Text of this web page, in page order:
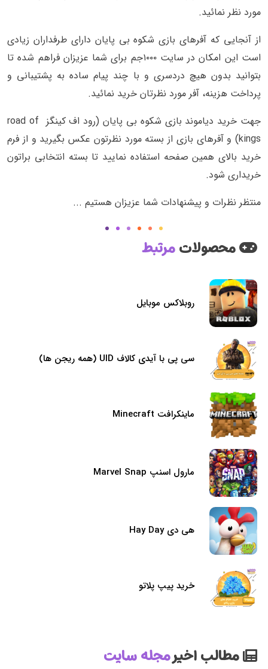
مورد نظر نمائید.
از آنجایی که آفرهای بازی شکوه بی پایان دارای طرفداران زیادی
است این امکان در سایت ۱۰۰۰جم برای شما عزیزان فراهم شده تا
بتوانید بدون هیچ دردسری و با چند پیام ساده به پشتیبانی و
پرداخت هزینه، آفر مورد نظرتان خرید نمائید.
جهت خرید دیاموند بازی شکوه بی پایان (رود اف کینگز road of
kings) و آفرهای بازی از بسته مورد نظرتون عکس بگیرید و از فرم
خرید بالای همین صفحه استفاده نمایید تا بسته انتخابی براتون
خریداری شود.
منتظر نظرات و پیشنهادات شما عزیزان هستیم ...
محصولاتمرتبط
روبلاکس موبایل
سی پی با آیدی کالاف UID (همه ریجن ها)
ماینکرافت Minecraft
مارول اسنپ Marvel Snap
هی دی Hay Day
خرید پیپ پلاتو
مطالب اخیرمجله سایت